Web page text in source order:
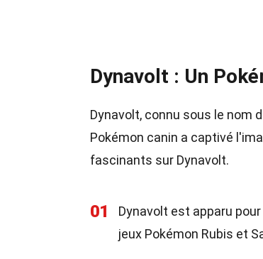
Dynavolt : Un
Dynavolt, connu sous le nom
Pokémon canin a captivé
fascinants sur Dynavolt.
01
Dynavolt est apparu
jeux Pokémon Rubis et